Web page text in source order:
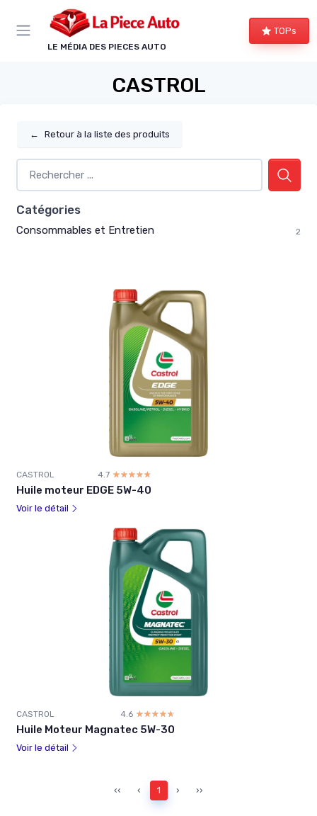
LE MÉDIA DES PIECES AUTO
TOPs
CASTROL
← Retour à la liste des produits
Catégories
Consommables et Entretien 2
CASTROL 4.7 ☆☆☆☆☆
★★★★★
Huile moteur EDGE 5W-40
Voir le détail
CASTROL 4.6 ☆☆☆☆☆
★★★★★
Huile Moteur Magnatec 5W-30
Voir le détail
‹‹ ‹ 1 › ››
Panneau de gestion des cookies